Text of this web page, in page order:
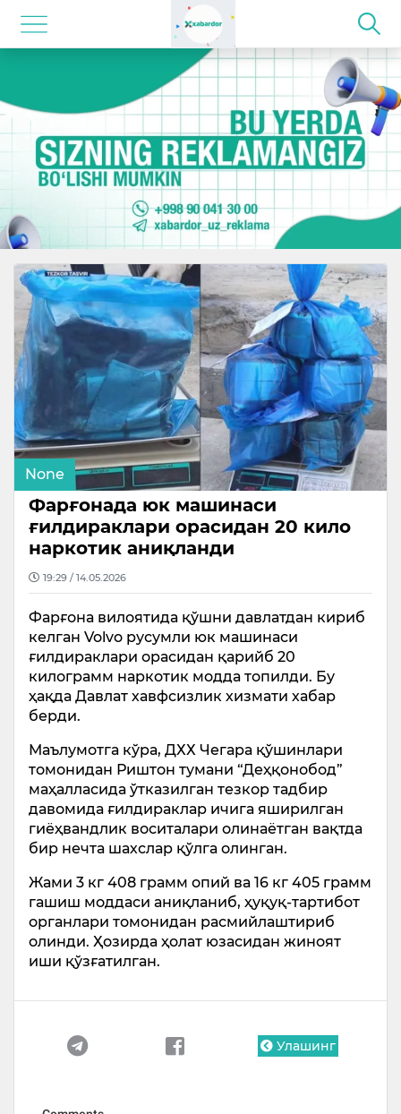
None
Фарғонада юк машинаси
ғилдираклари орасидан 20 кило
наркотик аниқланди
19:29 / 14.05.2026
Фарғона вилоятида қўшни давлатдан кириб
келган Volvo русумли юк машинаси
ғилдираклари орасидан қарийб 20
килограмм наркотик модда топилди. Бу
ҳақда Давлат хавфсизлик хизмати хабар
берди.
Маълумотга кўра, ДХХ Чегара қўшинлари
томонидан Риштон тумани “Деҳқонобод”
маҳалласида ўтказилган тезкор тадбир
давомида ғилдираклар ичига яширилган
гиёҳвандлик воситалари олинаётган вақтда
бир нечта шахслар қўлга олинган.
Жами 3 кг 408 грамм опий ва 16 кг 405 грамм
гашиш моддаси аниқланиб, ҳуқуқ-тартибот
органлари томонидан расмийлаштириб
олинди. Ҳозирда ҳолат юзасидан жиноят
иши қўзғатилган.
Улашинг